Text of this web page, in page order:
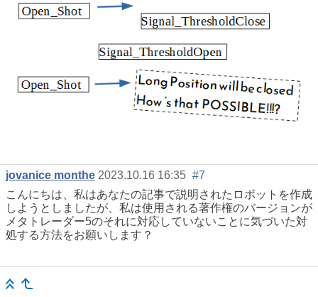
jovanice monthe 2023.10.16 16:35 #7
こんにちは、私はあなたの記事で説明されたロボットを作成
しようとしましたが、私は使用される著作権のバージョンが
メタトレーダー5のそれに対応していないことに気づいた対
処する方法をお願いします？